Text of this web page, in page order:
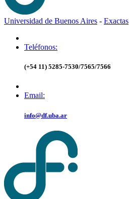
Universidad de Buenos Aires - Exactas
Teléfonos:
(+54 11) 5285-7530/7565/7566
Email:
info@df.uba.ar